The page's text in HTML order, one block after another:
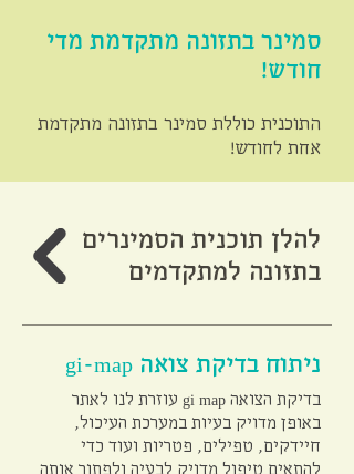
סמינר בתזונה מתקדמת מדי
חודש!
התוכנית כוללת סמינר בתזונה מתקדמת
אחת לחודש!
להלן תוכנית הסמינרים
בתזונה למתקדמים
ניתוח בדיקת צואה gi-map
בדיקת הצואה gi map עוזרת לנו לאתר
באופן מדויק בעיות במערכת העיכול,
חיידקים, טפילים, פטריות ועוד כדי
להתאים טיפול מדויק לבעיה ולפתור אותה